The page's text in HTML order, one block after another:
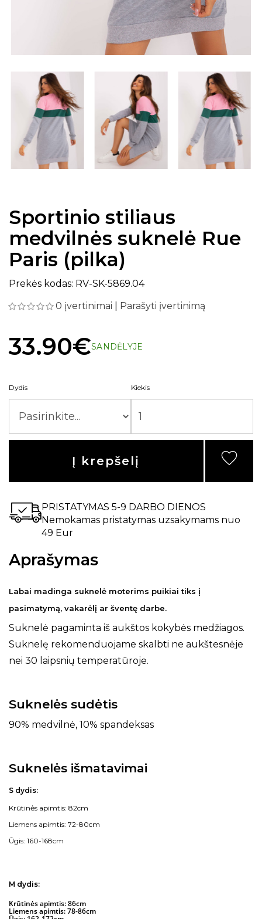
Sportinio stiliaus
medvilnės suknelė Rue
Paris (pilka)
Prekės kodas: RV-SK-5869.04
0 įvertinimai
Parašyti įvertinimą
33.90€SANDĖLYJE
Dydis Kiekis
Į krepšelį
PRISTATYMAS 5-9 DARBO DIENOS
Nemokamas pristatymas uzsakymams nuo
49 Eur
Aprašymas
Labai madinga suknelė moterims puikiai tiks į
pasimatymą, vakarėlį ar šventę darbe.
Suknelė pagaminta iš aukštos kokybės medžiagos.
Suknelę rekomenduojame skalbti ne aukštesnėje
nei 30 laipsnių temperatūroje.
Suknelės sudėtis
90% medvilnė, 10% spandeksas
Suknelės išmatavimai
S dydis:
Krūtinės apimtis: 82cm
Liemens apimtis: 72-80cm
Ūgis: 160-168cm
M dydis:
Krūtinės apimtis: 86cm
Liemens apimtis: 78-86cm